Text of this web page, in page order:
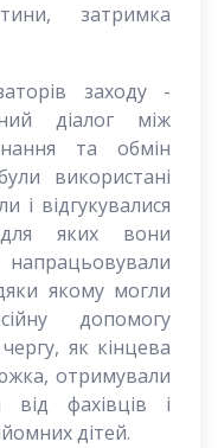
затримка
заходу -
діалог між
та обмін
використані
і відгукувалися
яких вони
якому могли
допомогу
як кінцева
отримували
від фахівців і
дітей.